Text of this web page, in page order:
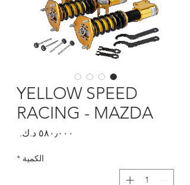
YELLOW SPEED
RACING - MAZDA
الكمية *